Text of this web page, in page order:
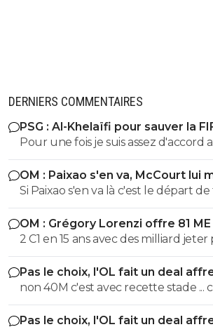
DERNIERS COMMENTAIRES
PSG : Al-Khelaïfi pour sauver la
cauchemar
Pour une fois je suis assez d'accord
devenait président de la FIFA il
ses casquettes du PSG, à
personnellement je n'ai pas envie
président de la FIFA. Encore et
OM : Paixao s'en va, McCourt lui
Si Paixao s'en va là c'est le départ
une bonne préparation et a
amicaux. De l'extrême on passe à
OM : Grégory Lorenzi offre 81
2 C1 en 15 ans avec des milliard
inter psg douteux, surtout que om
budget donc incomparable vous
vous finisser tous le temps premier
Pas le choix, l'OL fait un deal
non 40M c'est avec recette stade ...
et en sortant en 8eme alors que
recette uefa
Pas le choix, l'OL fait un deal